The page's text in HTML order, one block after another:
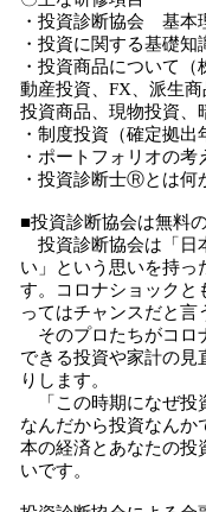
・投資診断協会 基本
・投資に関する基礎知
・投資商品について
動産投資、FX、派生
投資商品、現物投資、
・制度投資（確定拠出
・ポートフォリオの考
・投資診断士Ⓡとは何
■投資診断協会は無料
投資診断協会は「日
い」という思いを持っ
す。コロナショックと
ってはチャンスだと言
そのプロたちがコロ
できる投資や家計の見
りします。
「この時期になぜ投
なんだから投資なんか
本の経済とあなたの投
いです。